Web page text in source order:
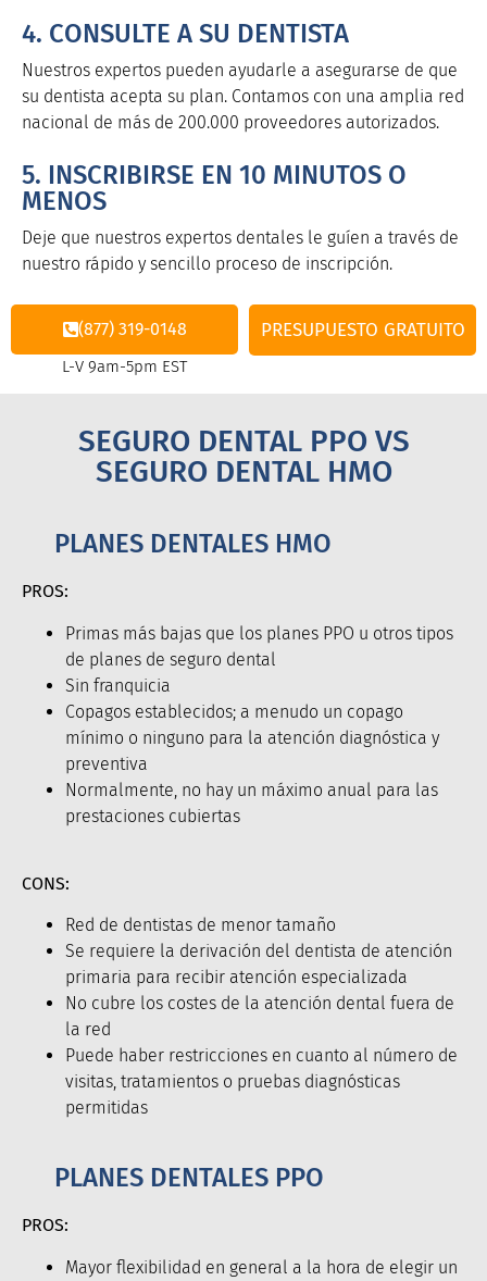
4. CONSULTE A SU DENTISTA
Nuestros expertos pueden ayudarle a asegurarse de que
su dentista acepta su plan. Contamos con una amplia red
nacional de más de 200.000 proveedores autorizados.
5. INSCRIBIRSE EN 10 MINUTOS O
MENOS
Deje que nuestros expertos dentales le guíen a través de
nuestro rápido y sencillo proceso de inscripción.
(877) 319-0148
L-V 9am-5pm EST
PRESUPUESTO GRATUITO
SEGURO DENTAL PPO VS
SEGURO DENTAL HMO
PLANES DENTALES HMO
PROS:
Primas más bajas que los planes PPO u otros tipos
de planes de seguro dental
Sin franquicia
Copagos establecidos; a menudo un copago
mínimo o ninguno para la atención diagnóstica y
preventiva
Normalmente, no hay un máximo anual para las
prestaciones cubiertas
CONS:
Red de dentistas de menor tamaño
Se requiere la derivación del dentista de atención
primaria para recibir atención especializada
No cubre los costes de la atención dental fuera de
la red
Puede haber restricciones en cuanto al número de
visitas, tratamientos o pruebas diagnósticas
permitidas
PLANES DENTALES PPO
PROS:
Mayor flexibilidad en general a la hora de elegir un